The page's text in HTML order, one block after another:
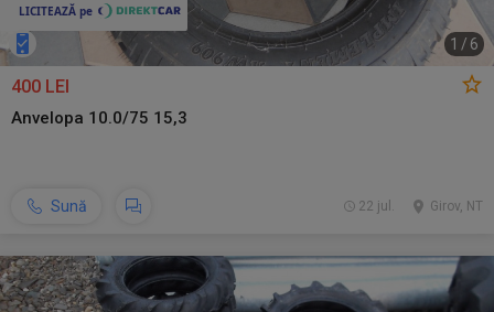
1 / 6
400 LEI
Anvelopa 10.0/75 15,3
Sună Girov, NT
22 jul.